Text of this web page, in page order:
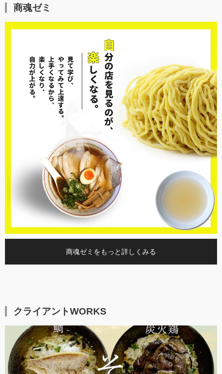
商魂ゼミ
商魂ゼミをもっと詳しくみる
クライアントWORKS